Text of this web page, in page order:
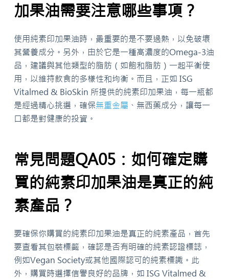
加果油需要注意哪些事項？
使用純素印加果油時，最重要的是不要過熱，以免破壞
其營養成分。另外，由於它是一種高濃度的Omega-3油
品，建議與其他類型的脂肪（如飽和脂肪）一起平衡使
用，以維持飲食的多樣性和均衡。而且，正如 ISG
Vitalmed & BioSkin 所提供的純素印加果油，每一瓶都
是經過精心挑選，確保無重金屬 、無西藥成分，讓每一
口都是對健康的投資。
常見問題QA05：如何確定購
買的純素印加果油是真正的純
素產品？
要確保你購買的純素印加果油是真正的純素產品，首先
要查看其包裝標籤，確認是否有明確的純素認證標誌，
例如Vegan Society或其他國際認可的純素標識。此
外，購買時選擇信譽良好的品牌，如 ISG Vitalmed &